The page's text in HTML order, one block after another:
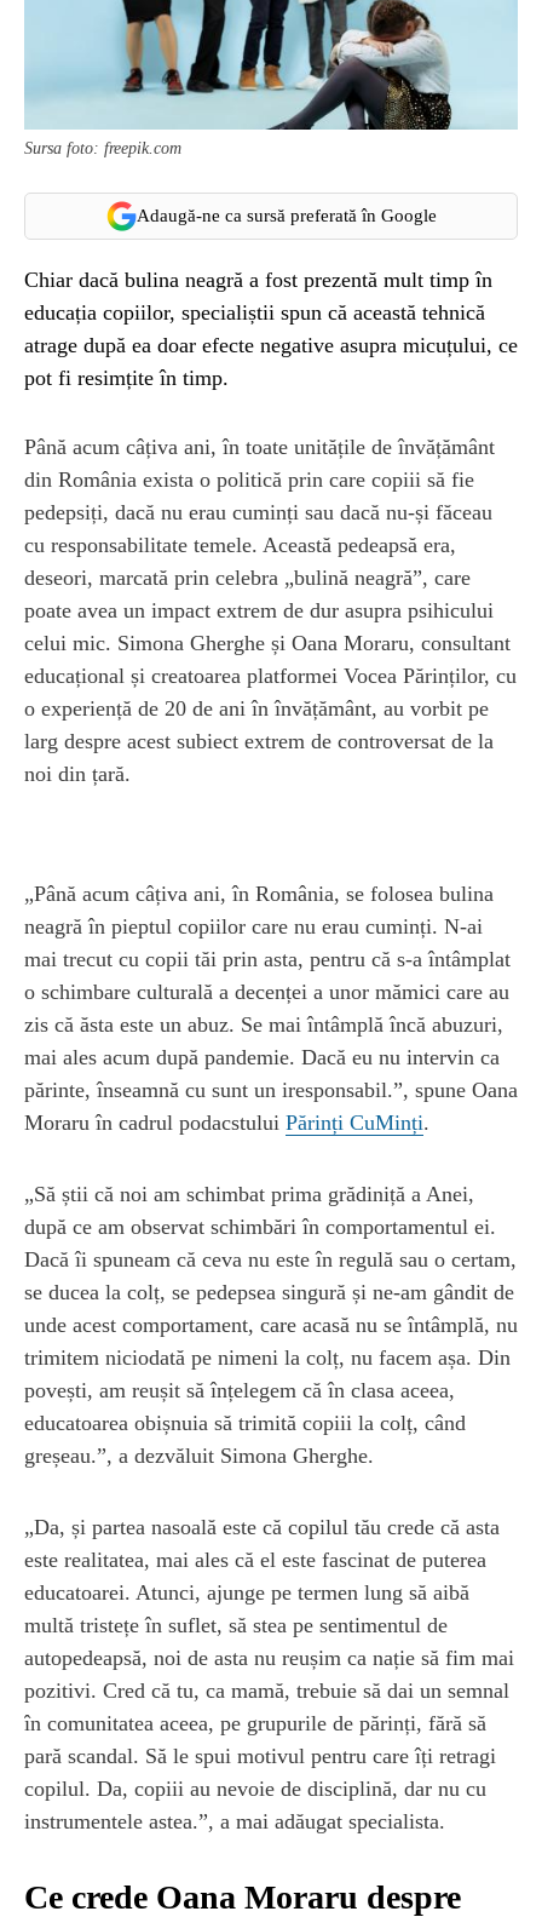
Sursa foto: freepik.com
Adaugă-ne ca sursă preferată în Google
Chiar dacă bulina neagră a fost prezentă mult timp în
educația copiilor, specialiștii spun că această tehnică
atrage după ea doar efecte negative asupra micuțului, ce
pot fi resimțite în timp.
Până acum câțiva ani, în toate unitățile de învățământ
din România exista o politică prin care copiii să fie
pedepsiți, dacă nu erau cuminți sau dacă nu-și făceau
cu responsabilitate temele. Această pedeapsă era,
deseori, marcată prin celebra „bulină neagră”, care
poate avea un impact extrem de dur asupra psihicului
celui mic. Simona Gherghe și Oana Moraru, consultant
educațional și creatoarea platformei Vocea Părinților, cu
o experiență de 20 de ani în învățământ, au vorbit pe
larg despre acest subiect extrem de controversat de la
noi din țară.
„Până acum câțiva ani, în România, se folosea bulina
neagră în pieptul copiilor care nu erau cuminți. N-ai
mai trecut cu copii tăi prin asta, pentru că s-a întâmplat
o schimbare culturală a decenței a unor mămici care au
zis că ăsta este un abuz. Se mai întâmplă încă abuzuri,
mai ales acum după pandemie. Dacă eu nu intervin ca
părinte, înseamnă cu sunt un iresponsabil.”, spune Oana
Moraru în cadrul podacstului Părinți CuMinți.
„Să știi că noi am schimbat prima grădiniță a Anei,
după ce am observat schimbări în comportamentul ei.
Dacă îi spuneam că ceva nu este în regulă sau o certam,
se ducea la colț, se pedepsea singură și ne-am gândit de
unde acest comportament, care acasă nu se întâmplă, nu
trimitem niciodată pe nimeni la colț, nu facem așa. Din
povești, am reușit să înțelegem că în clasa aceea,
educatoarea obișnuia să trimită copiii la colț, când
greșeau.”, a dezvăluit Simona Gherghe.
„Da, și partea nasoală este că copilul tău crede că asta
este realitatea, mai ales că el este fascinat de puterea
educatoarei. Atunci, ajunge pe termen lung să aibă
multă tristețe în suflet, să stea pe sentimentul de
autopedeapsă, noi de asta nu reușim ca nație să fim mai
pozitivi. Cred că tu, ca mamă, trebuie să dai un semnal
în comunitatea aceea, pe grupurile de părinți, fără să
pară scandal. Să le spui motivul pentru care îți retragi
copilul. Da, copiii au nevoie de disciplină, dar nu cu
instrumentele astea.”, a mai adăugat specialista.
Ce crede Oana Moraru despre